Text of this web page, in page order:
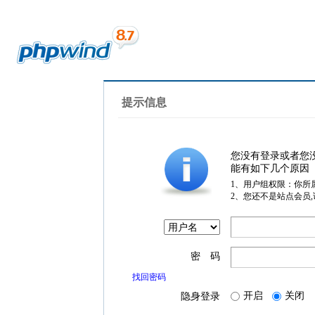
提示信息
您没有登录或者您
能有如下几个原因
1、用户组权限：你所
2、您还不是站点会员
密 码
找回密码
隐身登录 开启 关闭